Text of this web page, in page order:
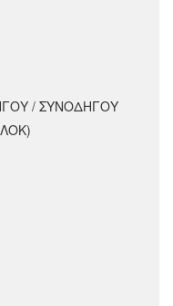
/ ΣΥΝΟΔΗΓΟΥ